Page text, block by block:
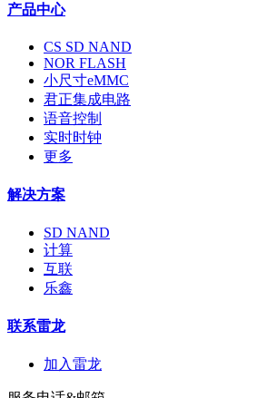
产品中心
CS SD NAND
NOR FLASH
小尺寸eMMC
君正集成电路
语音控制
实时时钟
更多
解决方案
SD NAND
计算
互联
乐鑫
联系雷龙
加入雷龙